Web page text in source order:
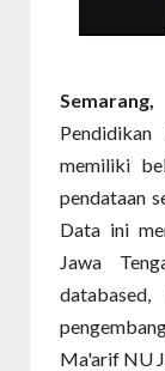
memiliki
pendataan
Data ini
Jawa
Ma'arif NU